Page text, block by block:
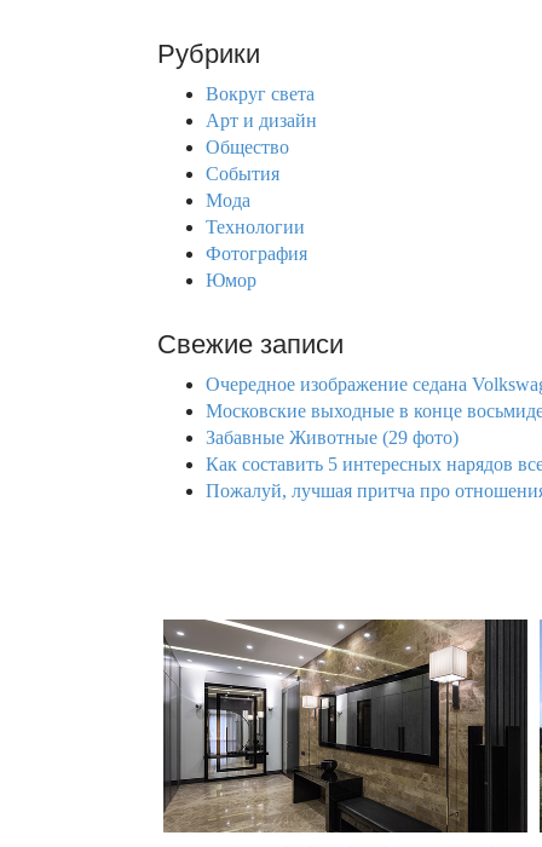
c
Рубрики
Вокруг света
Арт и дизайн
Общество
События
Мода
Технологии
Фотография
Юмор
Свежие записи
Очередное изображение седана
Московские выходные в конце
Забавные Животные (29 фото)
Как составить 5 интересных нарядов
Пожалуй, лучшая притча про